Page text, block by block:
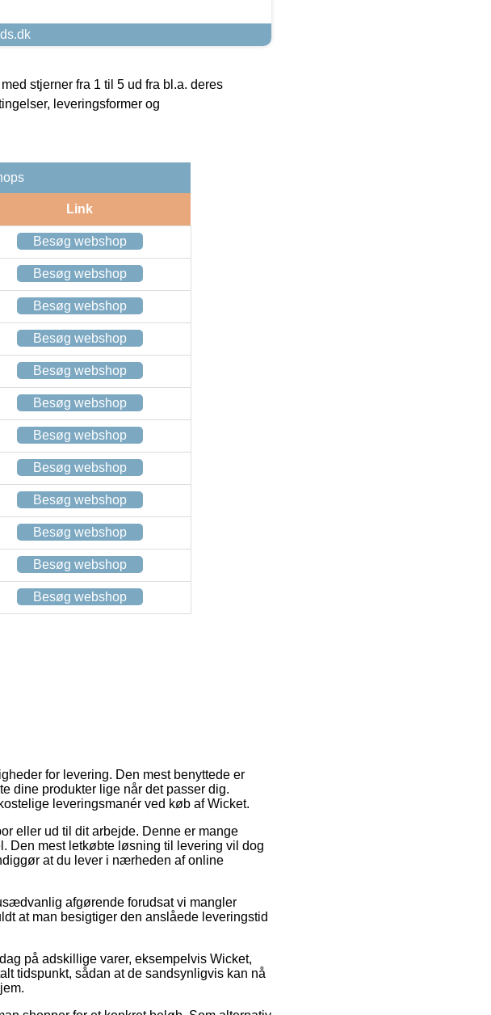
stjerner fra 1 til 5 ud fra bl.a. deres
leveringsformer og
Link
Besøg webshop
Besøg webshop
Besøg webshop
Besøg webshop
Besøg webshop
Besøg webshop
Besøg webshop
Besøg webshop
Besøg webshop
Besøg webshop
Besøg webshop
Besøg webshop
for levering. Den mest benyttede er
dine produkter lige når det passer dig.
leveringsmanér ved køb af Wicket.
eller ud til dit arbejde. Denne er mange
Den mest letkøbte løsning til levering vil dog
at du lever i nærheden af online
afgørende forudsat vi mangler
at man besigtiger den anslåede leveringstid
på adskillige varer, eksempelvis Wicket,
tidspunkt, sådan at de sandsynligvis kan nå